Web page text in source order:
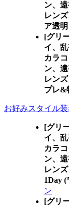
ン、
レン
ア透
[グリ
イ、
カラ
ン、
レン
プレ&
お好みスタイル
[グリ
イ、
カラ
ン、
レン
1Day
ン
[グリ